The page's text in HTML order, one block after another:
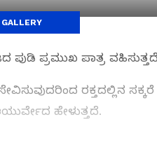
ಪುಡಿ ಪ್ರಮುಖ ಪಾತ್ರ
ರಕ್ತದಲ್ಲಿನ ಸಕ್ಕರೆ
ಹೇಳುತ್ತದೆ.